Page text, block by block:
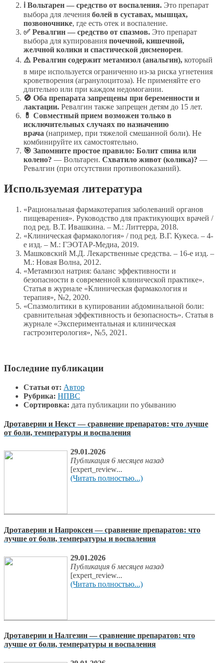
ℹ Вольтарен — средство от воспаления. Это препарат
выбора для лечения болей в суставах, мышцах,
позвоночнике, где есть отек и воспаление.
✅ Ревалгин — средство от спазмов. Это препарат
выбора для купирования почечной, кишечной,
желчной колики и спастической дисменореи.
⚠️ Ревалгин содержит метамизол (анальгин), который
в мире используется ограниченно из-за риска угнетения
кроветворения (агранулоцитоза). Не применяйте его
длительно или при каждом недомогании.
🚫 Оба препарата запрещены при беременности и
лактации. Ревалгин также запрещен детям до 15 лет.
💊 Совместный прием возможен только в
исключительных случаях по назначению
врача (например, при тяжелой смешанной боли). Не
комбинируйте их самостоятельно.
🎯 Запомните простое правило: Болит спина или
колено? — Вольтарен. Схватило живот (колика)? —
Ревалгин (при отсутствии противопоказаний).
Используемая литература
«Рациональная фармакотерапия заболеваний органов
пищеварения». Руководство для практикующих врачей /
под ред. В.Т. Ивашкина. – М.: Литтерра, 2018.
«Клиническая фармакология» / под ред. В.Г. Кукеса. – 4-
е изд. – М.: ГЭОТАР-Медиа, 2019.
Машковский М.Д. Лекарственные средства. – 16-е изд. –
М.: Новая Волна, 2012.
«Метамизол натрия: баланс эффективности и
безопасности в современной клинической практике».
Статья в журнале «Клиническая фармакология и
терапия», №2, 2020.
«Спазмолитики в купировании абдоминальной боли:
сравнительная эффективность и безопасность». Статья в
журнале «Экспериментальная и клиническая
гастроэнтерология», №5, 2021.
Последние публикации
Статьи от: Автор
Рубрика: НПВС
Сортировка: дата публикации по убыванию
Дротаверин и Некст — сравнение препаратов: что лучше
от боли, температуры и воспаления
29.01.2026
Публикация 6 месяцев назад
[expert_review...
(Читать полностью...)
Дротаверин и Напроксен — сравнение препаратов: что
лучше от боли, температуры и воспаления
29.01.2026
Публикация 6 месяцев назад
[expert_review...
(Читать полностью...)
Дротаверин и Налгезин — сравнение препаратов: что
лучше от боли, температуры и воспаления